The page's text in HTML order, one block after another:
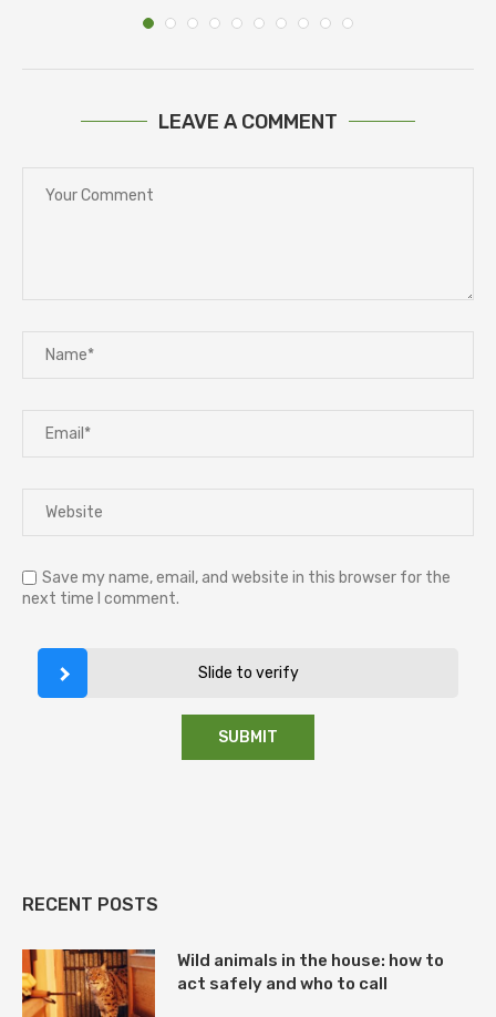
LEAVE A COMMENT
Save my name, email, and website in this browser for the
next time I comment.
Slide to verify
RECENT POSTS
Wild animals in the house: how to
act safely and who to call